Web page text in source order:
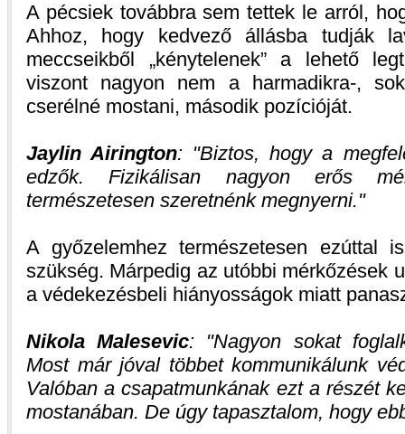
A pécsiek továbbra sem tettek le arról,
Ahhoz, hogy kedvező állásba tudják
meccseikből „kénytelenek” a lehető
viszont nagyon nem a harmadikra-,
cserélné mostani, második pozícióját.
Jaylin Airington:
Biztos, hogy a
edzők. Fizikálisan nagyon erős
természetesen szeretnénk megnyerni.
A győzelemhez természetesen ezúttal
szükség. Márpedig az utóbbi mérkőzések
a védekezésbeli hiányosságok miatt
Nikola Malesevic:
Nagyon sokat
Most már jóval többet kommunikálunk
Valóban a csapatmunkának ezt a részét
mostanában. De úgy tapasztalom, hogy